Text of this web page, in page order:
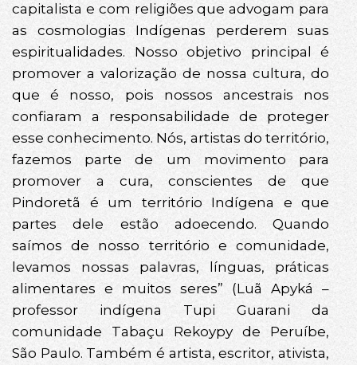
capitalista e com religiões que advogam para
as cosmologias Indígenas perderem suas
espiritualidades. Nosso objetivo principal é
promover a valorização de nossa cultura, do
que é nosso, pois nossos ancestrais nos
confiaram a responsabilidade de proteger
esse conhecimento. Nós, artistas do território,
fazemos parte de um movimento para
promover a cura, conscientes de que
Pindoretã é um território Indígena e que
partes dele estão adoecendo. Quando
saímos de nosso território e comunidade,
levamos nossas palavras, línguas, práticas
alimentares e muitos seres” (Luã Apyká –
professor indígena Tupi Guarani da
comunidade Tabaçu Rekoypy de Peruíbe,
São Paulo. Também é artista, escritor, ativista,